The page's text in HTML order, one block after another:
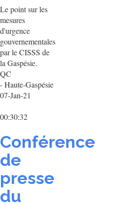
Le point sur les
mesures
d'urgence
gouvernementales
par le CISSS de
la Gaspésie.
QC
- Haute-Gaspésie
07-Jan-21
00:30:32
Conférence
de
presse
du